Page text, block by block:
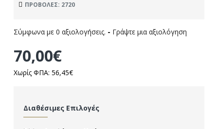
ΠΡΟΒΟΛΈΣ: 2720
Σύμφωνα με 0 αξιολογήσεις. - Γράψτε μια αξιολόγηση
70,00€
Χωρίς ΦΠΑ: 56,45€
Διαθέσιμες Επιλογές